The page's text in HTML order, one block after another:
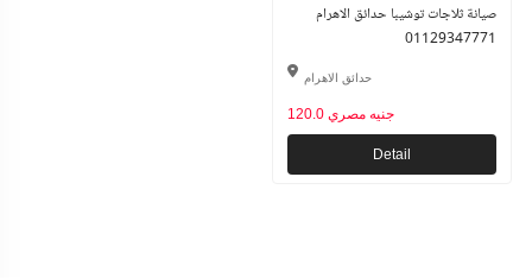
صيانة ثلاجات توشيبا حدائق الاهرام
01129347771
حدائق الاهرام
120.0 جنيه مصري
Detail